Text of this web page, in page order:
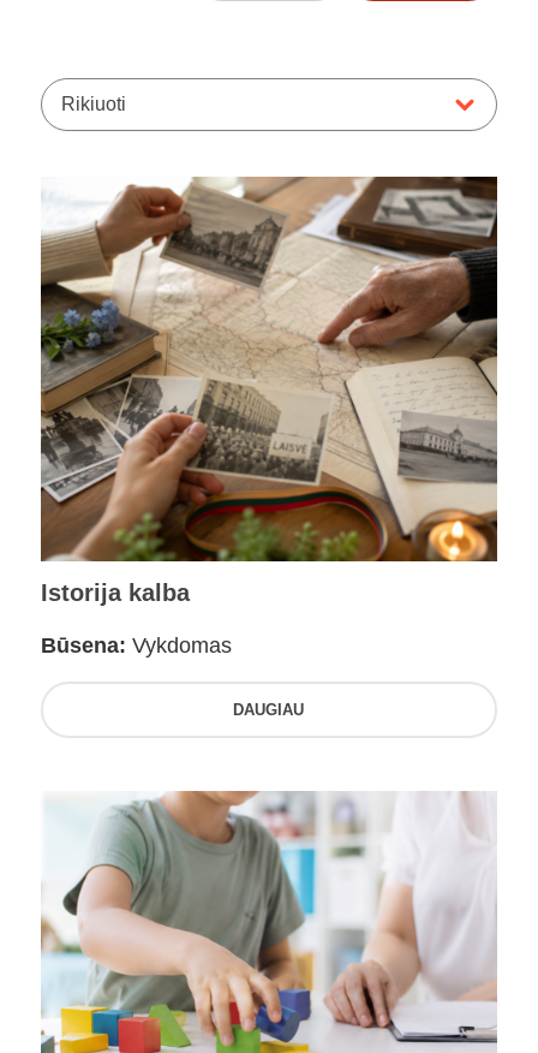
Rikiuoti
Istorija kalba
Būsena: Vykdomas
DAUGIAU